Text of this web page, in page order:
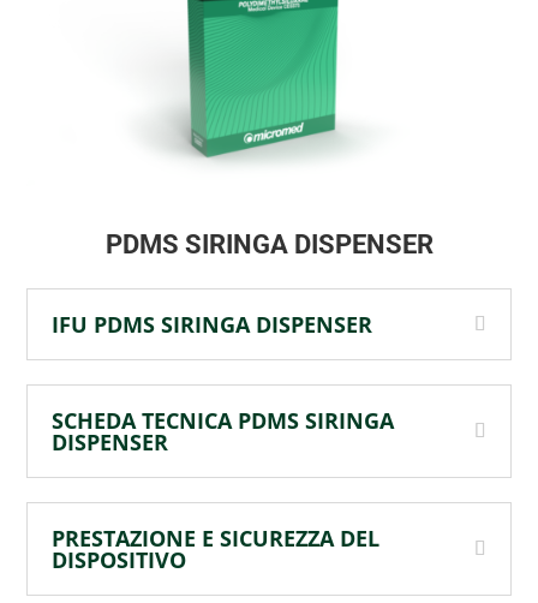
PDMS SIRINGA DISPENSER
IFU PDMS SIRINGA DISPENSER
SCHEDA TECNICA PDMS SIRINGA
DISPENSER
PRESTAZIONE E SICUREZZA DEL
DISPOSITIVO